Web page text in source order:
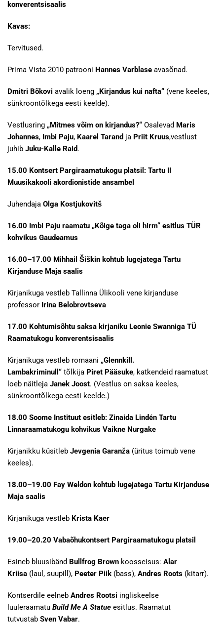
konverentsisaalis
Kavas:
Tervitused.
Prima Vista 2010 patrooni Hannes Varblase avasõnad.
Dmitri Bõkovi avalik loeng „Kirjandus kui nafta“ (vene keeles,
sünkroontõlkega eesti keelde).
Vestlusring „Mitmes võim on kirjandus?“ Osalevad Maris
Johannes, Imbi Paju, Kaarel Tarand ja Priit Kruus,vestlust
juhib Juku-Kalle Raid.
15.00 Kontsert Pargiraamatukogu platsil: Tartu II
Muusikakooli akordionistide ansambel
Juhendaja Olga Kostjukovitš
16.00 Imbi Paju raamatu „Kõige taga oli hirm“ esitlus TÜR
kohvikus Gaudeamus
16.00–17.00 Mihhail Šiškin kohtub lugejatega Tartu
Kirjanduse Maja saalis
Kirjanikuga vestleb Tallinna Ülikooli vene kirjanduse
professor Irina Belobrovtseva
17.00 Kohtumisõhtu saksa kirjaniku Leonie Swanniga TÜ
Raamatukogu konverentsisaalis
Kirjanikuga vestleb romaani „Glennkill.
Lambakriminull“ tõlkija Piret Pääsuke, katkendeid raamatust
loeb näitleja Janek Joost. (Vestlus on saksa keeles,
sünkroontõlkega eesti keelde.)
18.00 Soome Instituut esitleb: Zinaida Lindén Tartu
Linnaraamatukogu kohvikus Vaikne Nurgake
Kirjanikku küsitleb Jevgenia Garanža (üritus toimub vene
keeles).
18.00–19.00 Fay Weldon kohtub lugejatega Tartu Kirjanduse
Maja saalis
Kirjanikuga vestleb Krista Kaer
19.00–20.20 Vabaõhukontsert Pargiraamatukogu platsil
Esineb bluusibänd Bullfrog Brown koosseisus: Alar
Kriisa (laul, suupill), Peeter Piik (bass), Andres Roots (kitarr).
Kontserdile eelneb Andres Rootsi ingliskeelse
luuleraamatu Build Me A Statue esitlus. Raamatut
tutvustab Sven Vabar.